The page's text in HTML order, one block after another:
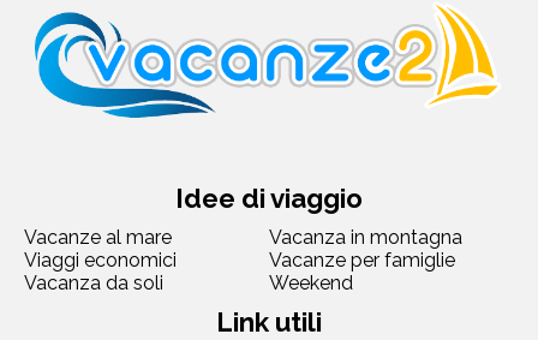
Idee di viaggio
Vacanze al mare
Vacanza in montagna
Viaggi economici
Vacanze per famiglie
Vacanza da soli
Weekend
Link utili